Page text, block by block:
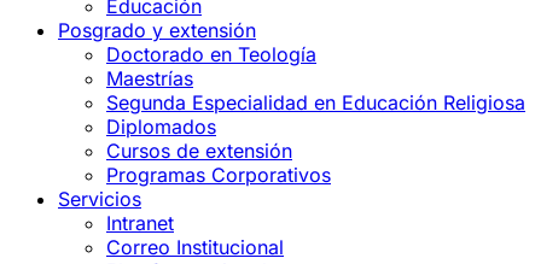
Educación
Posgrado y extensión
Doctorado en Teología
Maestrías
Segunda Especialidad en Educación Religiosa
Diplomados
Cursos de extensión
Programas Corporativos
Servicios
Intranet
Correo Institucional